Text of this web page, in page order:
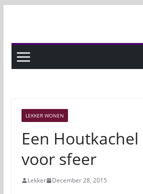
LEKKER WONEN
Een
voor sfeer
Lekker December 28, 2015